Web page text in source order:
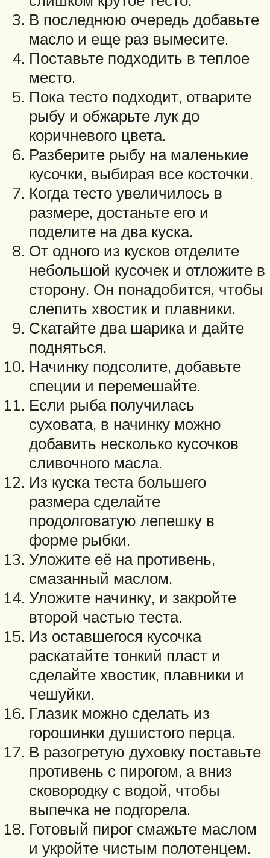
В последнюю очередь добавьте
масло и еще раз вымесите.
Поставьте подходить в теплое
место.
Пока тесто подходит, отварите
рыбу и обжарьте лук до
коричневого цвета.
Разберите рыбу на маленькие
кусочки, выбирая все косточки.
Когда тесто увеличилось в
размере, достаньте его и
поделите на два куска.
От одного из кусков отделите
небольшой кусочек и отложите в
сторону. Он понадобится, чтобы
слепить хвостик и плавники.
Скатайте два шарика и дайте
подняться.
Начинку подсолите, добавьте
специи и перемешайте.
Если рыба получилась
суховата, в начинку можно
добавить несколько кусочков
сливочного масла.
Из куска теста большего
размера сделайте
продолговатую лепешку в
форме рыбки.
Уложите её на противень,
смазанный маслом.
Уложите начинку, и закройте
второй частью теста.
Из оставшегося кусочка
раскатайте тонкий пласт и
сделайте хвостик, плавники и
чешуйки.
Глазик можно сделать из
горошинки душистого перца.
В разогретую духовку поставьте
противень с пирогом, а вниз
сковородку с водой, чтобы
выпечка не подгорела.
Готовый пирог смажьте маслом
и укройте чистым полотенцем.